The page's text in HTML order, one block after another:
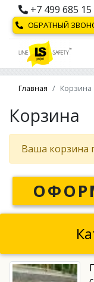
+7 499 685 15
ОБРАТНЫЙ
Главная Корзина
Корзина
Ваша корзина